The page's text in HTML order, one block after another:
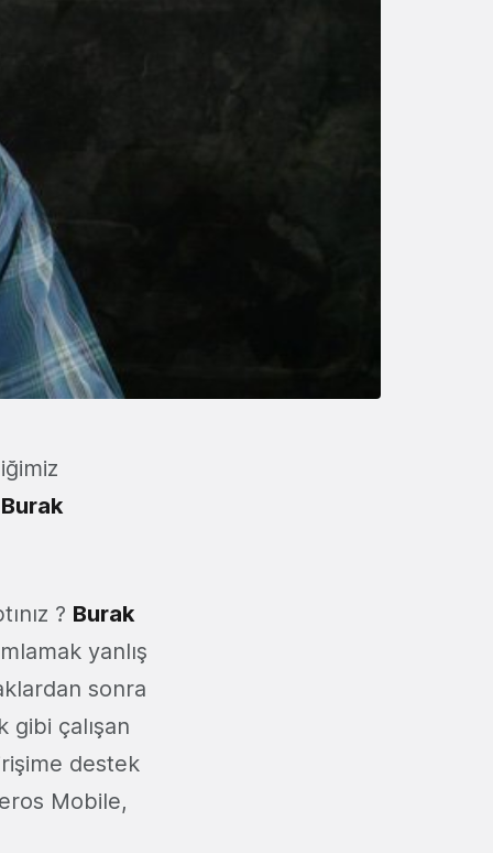
Burak
? Burak
yanlış
sonra
çalışan
destek
Mobile,